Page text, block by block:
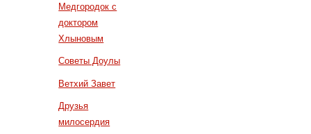
Медгородок с
доктором
Хлыновым
Советы Доулы
Ветхий Завет
Друзья
милосердия